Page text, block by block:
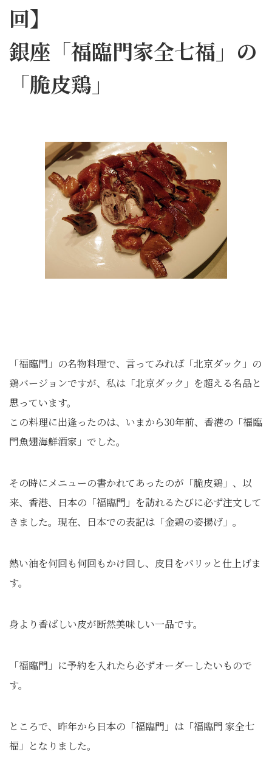
回】
銀座「福臨門家全七福」の
「脆皮鶏」
「福臨門」の名物料理で、言ってみれば「北京ダック」の
鶏バージョンですが、私は「北京ダック」を超える名品と
思っています。
この料理に出逢ったのは、いまから30年前、香港の「福臨
門魚翅海鮮酒家」でした。
その時にメニューの書かれてあったのが「脆皮鶏」、以
来、香港、日本の「福臨門」を訪れるたびに必ず注文して
きました。現在、日本での表記は「金鶏の姿揚げ」。
熱い油を何回も何回もかけ回し、皮目をパリッと仕上げま
す。
身より香ばしい皮が断然美味しい一品です。
「福臨門」に予約を入れたら必ずオーダーしたいもので
す。
ところで、昨年から日本の「福臨門」は「福臨門 家全七
福」となりました。